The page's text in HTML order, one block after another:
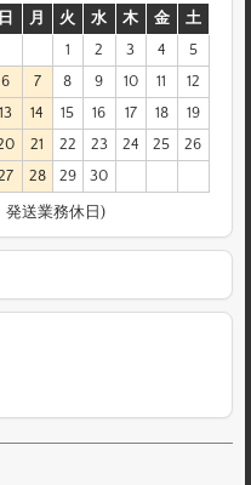
日
月 火 水 木 金
土
1
2 3 4
5
6
7 8 9 10 11
12
13
14 15 16 17 18
19
21 22 23 24 25
26
27
28 29 30
発送業務休日)